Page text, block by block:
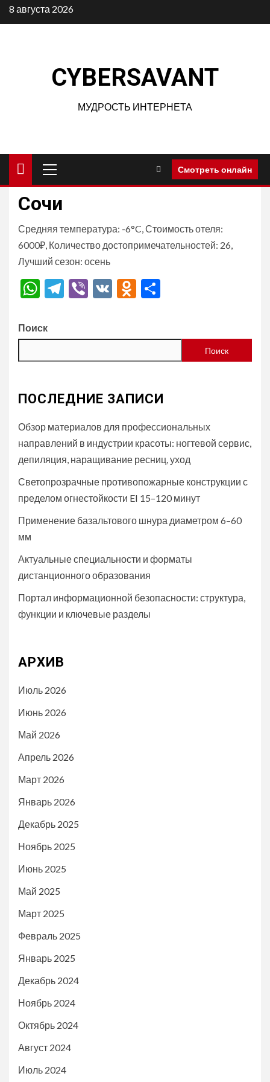
Перейти
к
8 августа 2026
CYBERSAVANT
МУДРОСТЬ ИНТЕРНЕТА
меню
Смотреть онлайн
Сочи
Средняя температура: -6°C, Стоимость отеля:
6000₽, Количество достопримечательностей: 26,
Лучший сезон: осень
WhatsApp
Telegram
Viber
VK Odnoklassniki
Поиск
Поиск
ПОСЛЕДНИЕ ЗАПИСИ
Обзор материалов для профессиональных
направлений в индустрии красоты: ногтевой сервис,
депиляция, наращивание ресниц, уход
Светопрозрачные противопожарные конструкции с
пределом огнестойкости EI 15–120 минут
Применение базальтового шнура диаметром 6–60
мм
Актуальные специальности и форматы
дистанционного образования
Портал информационной безопасности: структура,
функции и ключевые разделы
АРХИВ
Июль 2026
Июнь 2026
Май 2026
Апрель 2026
Март 2026
Январь 2026
Декабрь 2025
Ноябрь 2025
Июнь 2025
Май 2025
Март 2025
Февраль 2025
Январь 2025
Декабрь 2024
Ноябрь 2024
Октябрь 2024
Август 2024
Июль 2024